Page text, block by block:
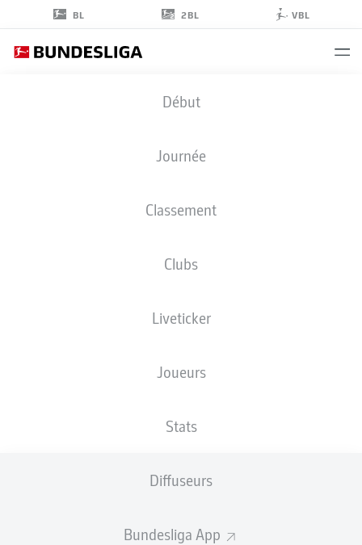
BL 2BL VBL
Début
Journée
Classement
Clubs
Liveticker
Joueurs
Stats
Diffuseurs
Bundesliga App